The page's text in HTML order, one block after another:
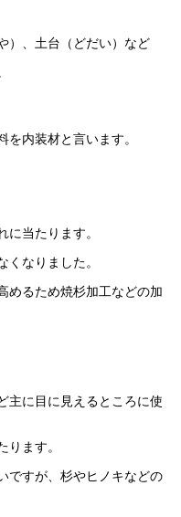
）、土台（どだい）など
内装材と言います。
当たります。
なりました。
めるため焼杉加工などの加
主に目に見えるところに使
ます。
ですが、杉やヒノキなどの